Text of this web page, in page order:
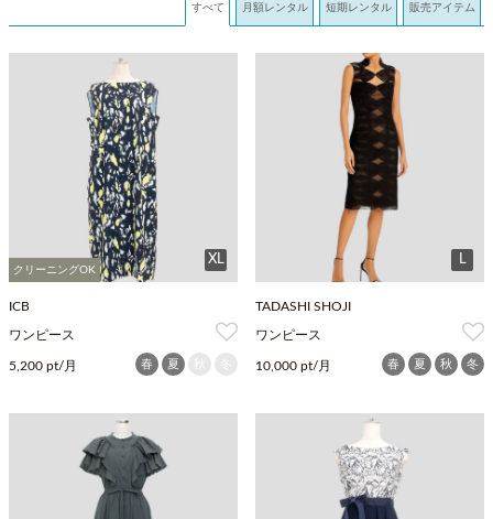
すべて 月額レンタル 短期レンタル 販売アイテム
クリーニングOK
XL
ICB
ワンピース
5,200 pt/月 春 夏
L
TADASHI SHOJI
ワンピース
10,000 pt/月 春 夏 秋 冬